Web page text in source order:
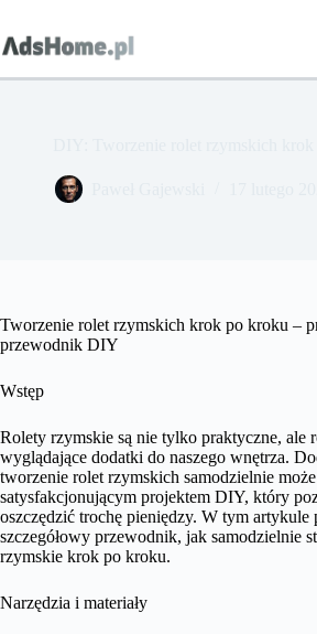
treści
Tworzenie rolet rzymskich krok po kroku –
przewodnik DIY
Wstęp
Rolety rzymskie są nie tylko praktyczne, ale
wyglądające dodatki do naszego wnętrza.
tworzenie rolet rzymskich samodzielnie
satysfakcjonującym projektem DIY, który
oszczędzić trochę pieniędzy. W tym artykule
szczegółowy przewodnik, jak samodzielnie
rzymskie krok po kroku.
Narzędzia i materiały